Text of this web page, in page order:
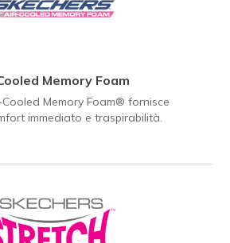
Memory Foam
Memory Foam® fornisce
immediato e traspirabilità.